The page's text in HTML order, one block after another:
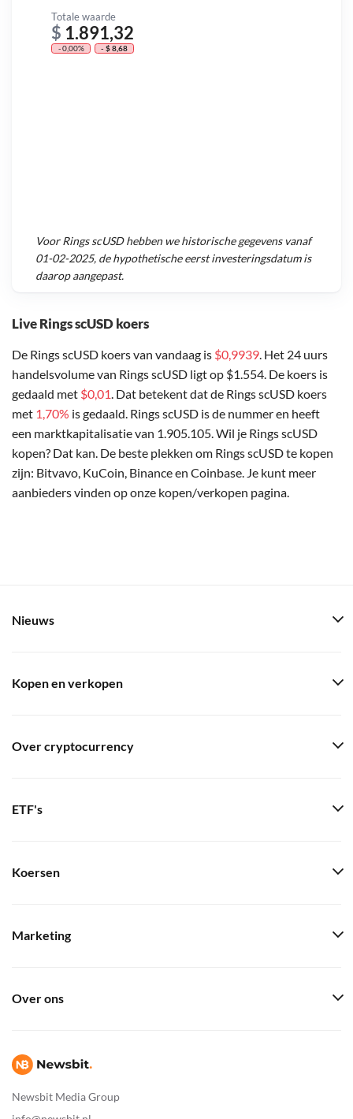
Live Rings scUSD koers
De Rings scUSD koers van vandaag is $0,9939. Het 24 uurs
handelsvolume van Rings scUSD ligt op $1.554. De koers is
gedaald met $0,01. Dat betekent dat de Rings scUSD koers
met 1,70% is gedaald. Rings scUSD is de nummer en heeft
een marktkapitalisatie van 1.905.105. Wil je Rings scUSD
kopen? Dat kan. De beste plekken om Rings scUSD te kopen
zijn: Bitvavo, KuCoin, Binance en Coinbase. Je kunt meer
aanbieders vinden op onze kopen/verkopen pagina.
Totale waarde
$ 1.891,32
- 0,00% - $ 8,68
VoorRings scUSDhebben we historische gegevens vanaf
01-02-2025, de hypothetische eerst investeringsdatum is
daarop aangepast.
Newsbit Media Group
Nieuws
Kopen en verkopen
Over cryptocurrency
ETF's
Koersen
Marketing
Over ons